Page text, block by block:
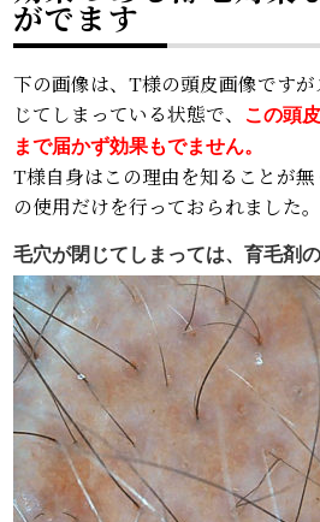
がでます
下の画像は、T様の頭皮画像です
じてしまっている状態で、
この頭
まで届かず効果もでません。
T様自身はこの理由を知ることが
の使用だけを行っておられました。
毛穴が閉じてしまっては、育毛剤